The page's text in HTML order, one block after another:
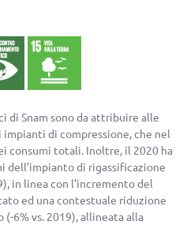
di Snam sono da attribuire alle
di compressione, che nel
consumi totali. Inoltre, il 2020 ha
dell’impianto di rigassificazione
in linea con l’incremento del
ed una contestuale riduzione
(-6%vs. 2019), allineata alla